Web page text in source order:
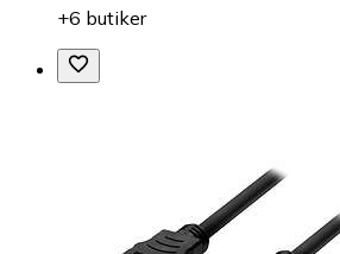
+6 butiker